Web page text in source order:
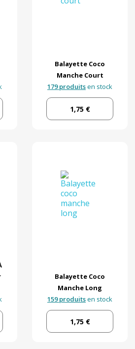
Balayette Coco
Manche Court
179 produitsen stock
1,75 €
Balayette Coco
Manche Long
159 produitsen stock
1,75 €